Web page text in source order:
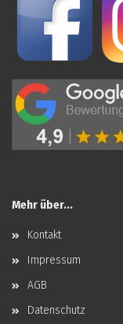
Mehr über...
Kontakt
Impressum
AGB
Datenschutz